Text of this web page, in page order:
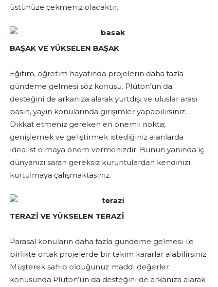
üstünüze çekmeniz olacaktır.
BAŞAK VE YÜKSELEN BAŞAK
Eğitim, öğretim hayatında projelerin daha fazla
gündeme gelmesi söz konusu. Plüton’un da
desteğini de arkanıza alarak yurtdışı ve uluslar arası
basın, yayın konularında girişimler yapabilirsiniz.
Dikkat etmeniz gereken en önemli nokta;
genişlemek ve geliştirmek istediğiniz alanlarda
idealist olmaya önem vermenizdir. Bunun yanında iç
dünyanızı saran gereksiz kuruntulardan kendinizi
kurtulmaya çalışmaktasınız.
TERAZİ VE YÜKSELEN TERAZİ
Parasal konuların daha fazla gündeme gelmesi ile
birlikte ortak projelerde bir takım kararlar alabilirsiniz.
Müşterek sahip olduğunuz maddi değerler
konusunda Plüton’un da desteğini de arkanıza alarak